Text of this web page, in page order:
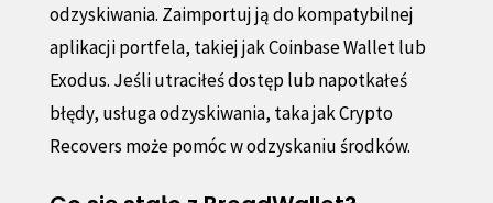
odzyskiwania. Zaimportuj ją do kompatybilnej
aplikacji portfela, takiej jak Coinbase Wallet lub
Exodus. Jeśli utraciłeś dostęp lub napotkałeś
błędy, usługa odzyskiwania, taka jak Crypto
Recovers może pomóc w odzyskaniu środków.